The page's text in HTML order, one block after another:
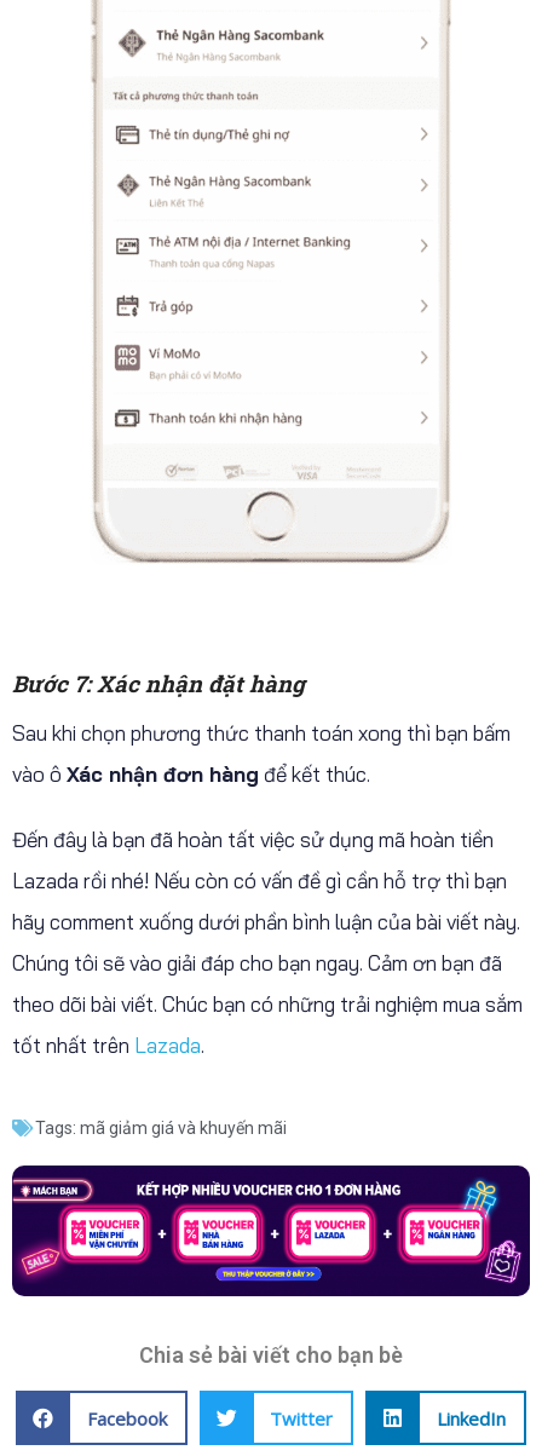
Bước 7: Xác nhận đặt hàng
Sau khi chọn phương thức thanh toán xong thì bạn bấm
vào ô Xác nhận đơn hàng để kết thúc.
Đến đây là bạn đã hoàn tất việc sử dụng mã hoàn tiền
Lazada rồi nhé! Nếu còn có vấn đề gì cần hỗ trợ thì bạn
hãy comment xuống dưới phần bình luận của bài viết này.
Chúng tôi sẽ vào giải đáp cho bạn ngay. Cảm ơn bạn đã
theo dõi bài viết. Chúc bạn có những trải nghiệm mua sắm
tốt nhất trên Lazada.
Tags: mã giảm giá và khuyến mãi
Chia sẻ bài viết cho bạn bè
Facebook Twitter LinkedIn